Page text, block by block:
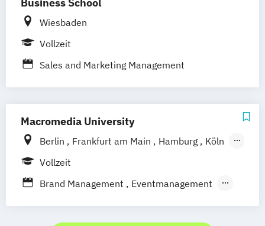
Marketingmanagement
Management
Kommunikationsmanagement und
Wiesbaden
Vollzeit
Sales and Marketing Management
Macromedia University
Berlin Frankfurt am Main Hamburg
Köln
Leipzig
Vollzeit
Brand Management
Eventmanagement